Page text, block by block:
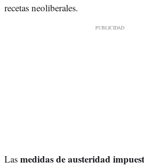
recetas neoliberales.
Las medidas de austeridad